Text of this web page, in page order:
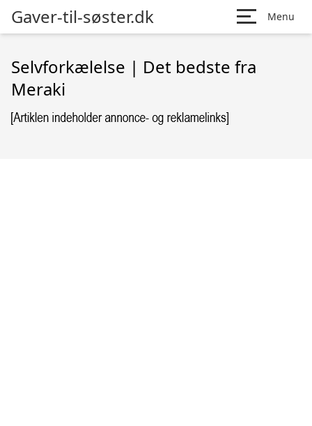
Gaver-til-søster.dk Menu
Selvforkælelse | Det bedste fra
Meraki